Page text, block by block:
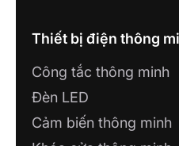
Thiết bị điện thông
Công tắc thông minh
Đèn LED
Cảm biến thông minh